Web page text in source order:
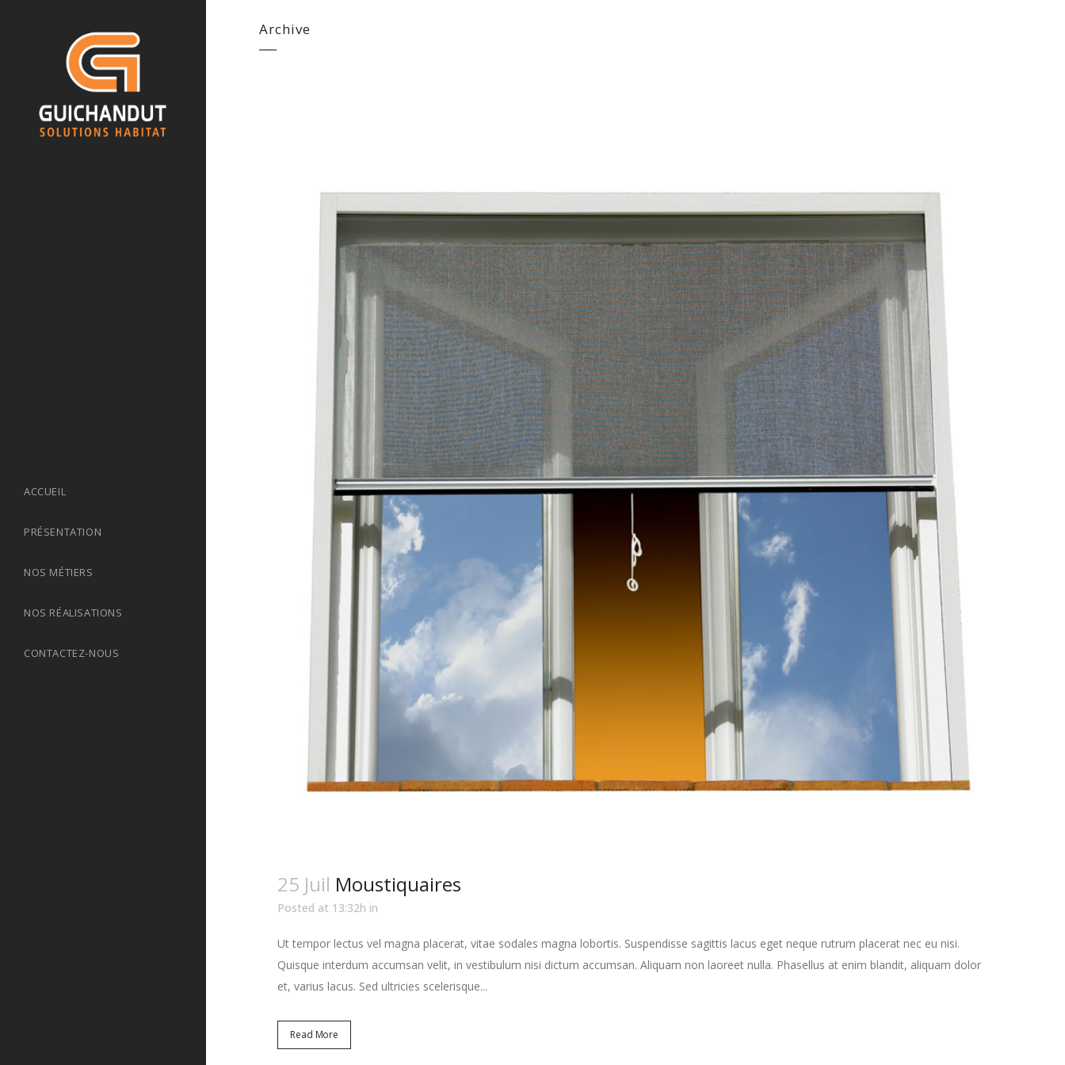
ACCUEIL
PRÉSENTATION
NOS MÉTIERS
NOS RÉALISATIONS
CONTACTEZ-NOUS
Archive
25 Juil Moustiquaires
Posted at 13:32h in
Ut tempor lectus vel magna placerat, vitae sodales magna lobortis. Suspendisse sagittis lacus eget neque rutrum placerat nec eu nisi.
Quisque interdum accumsan velit, in vestibulum nisi dictum accumsan. Aliquam non laoreet nulla. Phasellus at enim blandit, aliquam dolor
et, varius lacus. Sed ultricies scelerisque...
Read More